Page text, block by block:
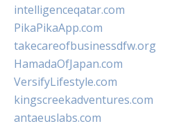
intelligenceqatar.com
PikaPikaApp.com
takecareofbusinessdfw.org
HamadaOfJapan.com
VersifyLifestyle.com
kingscreekadventures.com
antaeuslabs.com